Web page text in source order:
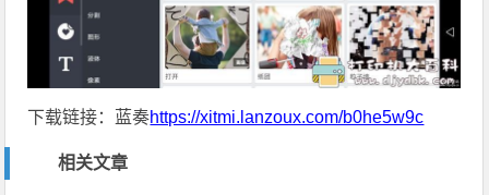
下载链接：蓝奏https://xitmi.lanzoux.com/b0he5w9c
相关文章